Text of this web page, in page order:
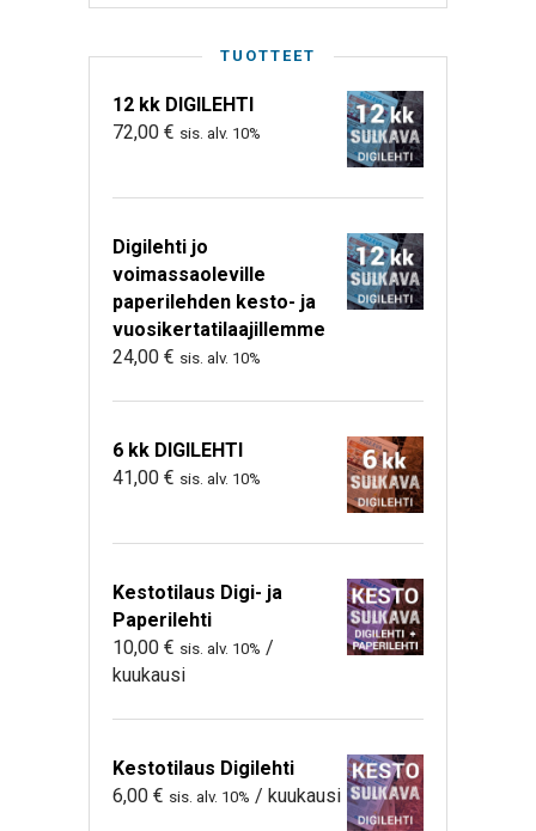
TUOTTEET
12 kk DIGILEHTI
72,00 € sis. alv. 10%
Digilehti jo
voimassaoleville
paperilehden kesto- ja
vuosikertatilaajillemme
24,00 € sis. alv. 10%
6 kk DIGILEHTI
41,00 € sis. alv. 10%
Kestotilaus Digi- ja
Paperilehti
10,00 € sis. alv. 10% /
kuukausi
Kestotilaus Digilehti
6,00 € sis. alv. 10% / kuukausi